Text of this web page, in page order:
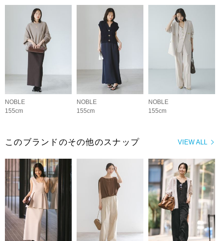
NOBLE
155cm
NOBLE
155cm
NOBLE
155cm
VIEW ALL
このブランドのその他のスナップ